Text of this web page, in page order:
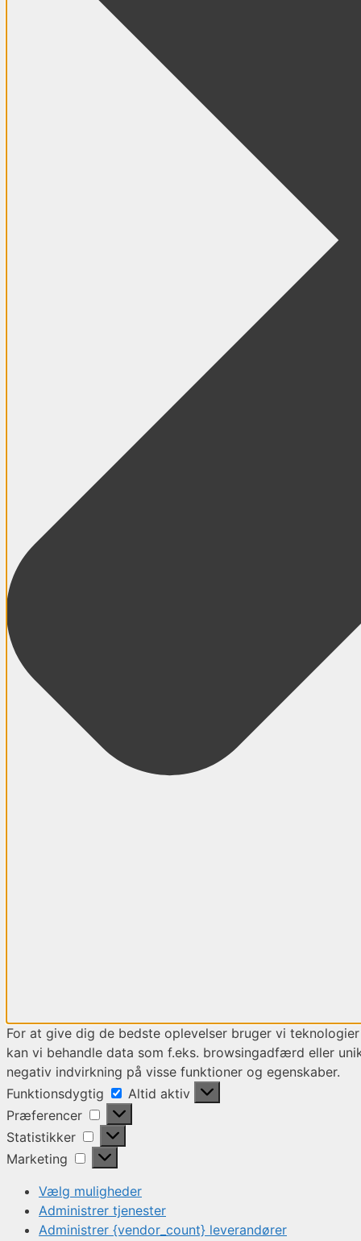
For at give dig de bedste oplevelser bruger vi
kan vi behandle data som f.eks. browsingadfærd eller
negativ indvirkning på visse funktioner og egenskaber.
Funktionsdygtig
Funktionsdygtig
Altid aktiv
Præferencer
Præferencer
Statistikker
Statistikker
Marketing
Marketing
Vælg muligheder
Administrer tjenester
Administrer {vendor_count} leverandører